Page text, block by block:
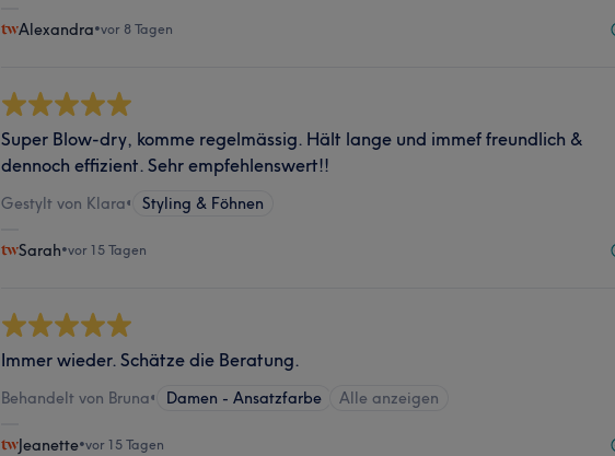
Alexandra•vor 8 Tagen
Super Blow-dry, komme regelmässig. Hält lange und immef freundlich &
dennoch effizient. Sehr empfehlenswert!!
Gestylt von Klara• Styling & Föhnen
Sarah•vor 15 Tagen
Immer wieder. Schätze die Beratung.
Behandelt von Bruna• Damen - Ansatzfarbe Alle anzeigen
Jeanette•vor 15 Tagen